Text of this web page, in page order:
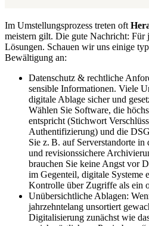
Im Umstellungsprozess treten oft
meistern gilt. Die gute Nachricht: Für
Lösungen. Schauen wir uns einige
Bewältigung an:
Datenschutz & rechtliche
sensible Informationen. Viele
digitale Ablage sicher und
Wählen Sie Software, die
entspricht (Stichwort
Authentifizierung) und die
Sie z. B. auf Serverstandorte
und revisionssichere
brauchen Sie keine Angst vor
im Gegenteil, digitale Systeme
Kontrolle über Zugriffe als ein
Unübersichtliche Ablagen:
jahrzehntelang unsortiert
Digitalisierung zunächst wie